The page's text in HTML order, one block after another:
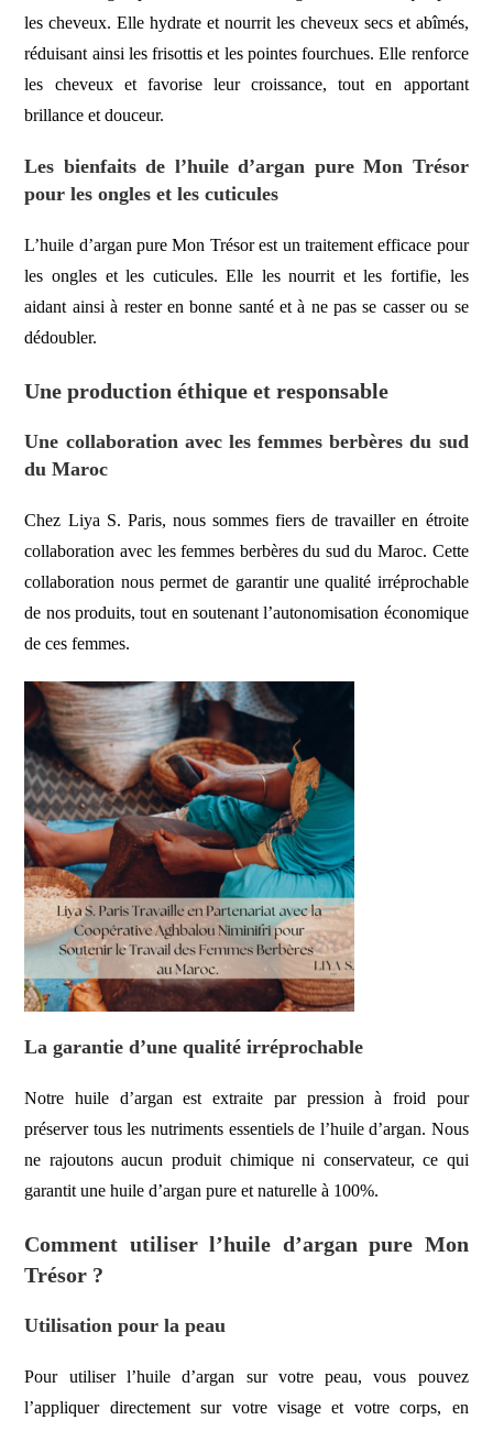
les cheveux. Elle hydrate et nourrit les cheveux secs et abîmés,
réduisant ainsi les frisottis et les pointes fourchues. Elle renforce
les cheveux et favorise leur croissance, tout en apportant
brillance et douceur.
Les bienfaits de l’huile d’argan pure Mon Trésor
pour les ongles et les cuticules
L’huile d’argan pure Mon Trésor est un traitement efficace pour
les ongles et les cuticules. Elle les nourrit et les fortifie, les
aidant ainsi à rester en bonne santé et à ne pas se casser ou se
dédoubler.
Une production éthique et responsable
Une collaboration avec les femmes berbères du sud
du Maroc
Chez Liya S. Paris, nous sommes fiers de travailler en étroite
collaboration avec les femmes berbères du sud du Maroc. Cette
collaboration nous permet de garantir une qualité irréprochable
de nos produits, tout en soutenant l’autonomisation économique
de ces femmes.
La garantie d’une qualité irréprochable
Notre huile d’argan est extraite par pression à froid pour
préserver tous les nutriments essentiels de l’huile d’argan. Nous
ne rajoutons aucun produit chimique ni conservateur, ce qui
garantit une huile d’argan pure et naturelle à 100%.
Comment utiliser l’huile d’argan pure Mon
Trésor ?
Utilisation pour la peau
Pour utiliser l’huile d’argan sur votre peau, vous pouvez
l’appliquer directement sur votre visage et votre corps, en